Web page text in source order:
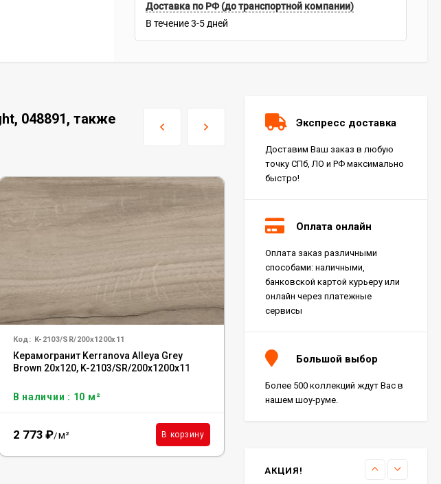
Доставка по РФ (до транспортной компании)
В течение 3-5 дней
048891, также
Код: K-2103/SR/200x1200x11
Керамогранит Kerranova Alleya Grey
Brown 20x120, K-2103/SR/200x1200x11
В наличии : 10 м²
2 773 ₽/м² В корзину
Керамогранит Italon Charme Deluxe
Arabescato White Lux 80x80, 610015000509
В наличии : 108 м²
Экспресс доставка
Доставим Ваш заказ в любую
точку СПб, ЛО и РФ максимально
быстро!
Оплата онлайн
Оплата заказ различными
способами: наличными,
банковской картой курьеру или
онлайн через платежные
сервисы
Большой выбор
Более 500 коллекций ждут Вас в
нашем шоу-руме.
АКЦИЯ!
Керамогранит Italon
Charme Extra Silver Ret
60x120, 610010001196
Charme Evo Imperiale
Ret 60x120,